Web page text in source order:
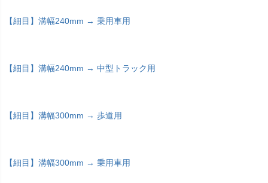
【細目】溝幅240mm → 乗用車用
【細目】溝幅240mm → 中型トラック用
【細目】溝幅300mm → 歩道用
【細目】溝幅300mm → 乗用車用